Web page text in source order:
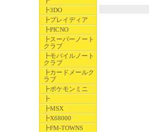
┣3DO
┣プレイディア
┣PICNO
┣スーパーノート
クラブ
┣モバイルノート
クラブ
┣カードメールク
ラブ
┣ポケモンミニ
┣
┣MSX
┣X68000
┣FM-TOWNS